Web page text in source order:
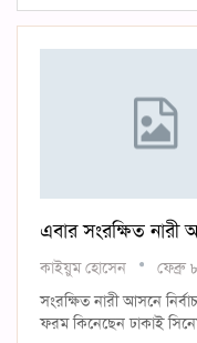
এবার সংরক্ষিত নারী
কাইয়ুম হোসেন
ফেব্রু
সংরক্ষিত নারী আসনে
ফরম কিনেছেন ঢাকাই